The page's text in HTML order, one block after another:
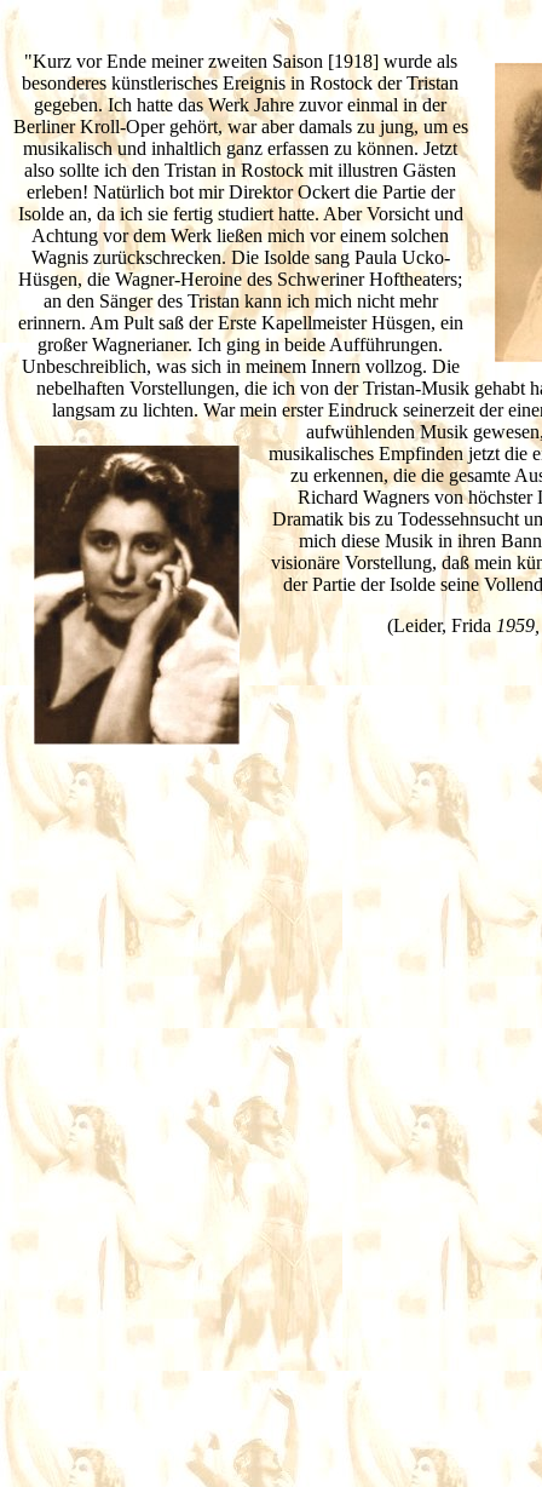
"Kurz vor Ende meiner zweiten Saison [1918] wurde als
besonderes künstlerisches Ereignis in Rostock der Tristan
gegeben. Ich hatte das Werk Jahre zuvor einmal in der
Berliner Kroll-Oper gehört, war aber damals zu jung, um es
musikalisch und inhaltlich ganz erfassen zu können. Jetzt
also sollte ich den Tristan in Rostock mit illustren Gästen
erleben! Natürlich bot mir Direktor Ockert die Partie der
Isolde an, da ich sie fertig studiert hatte. Aber Vorsicht und
Achtung vor dem Werk ließen mich vor einem solchen
Wagnis zurückschrecken. Die Isolde sang Paula Ucko-
Hüsgen, die Wagner-Heroine des Schweriner Hoftheaters;
an den Sänger des Tristan kann ich mich nicht mehr
erinnern. Am Pult saß der Erste Kapellmeister Hüsgen, ein
großer Wagnerianer. Ich ging in beide Aufführungen.
Unbeschreiblich, was sich in meinem Innern vollzog. Die
nebelhaften Vorstellungen, die ich von der Tristan-Musik gehabt
langsam zu lichten. War mein erster Eindruck seinerzeit der
aufwühlendenMusik
musikalisches Empfinden jetzt die
zu erkennen, die die gesamte
Richard Wagners von höchster
Dramatik bis zu Todessehnsucht
mich diese Musik in ihren
visionäre Vorstellung, daß mein
der Partie der Isolde seine
(Leider, Frida